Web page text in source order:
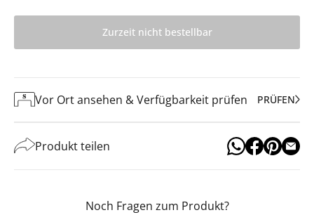
Zurzeit nicht bestellbar
Vor Ort ansehen & Verfügbarkeit prüfen PRÜFEN
Produkt teilen
Noch Fragen zum Produkt?